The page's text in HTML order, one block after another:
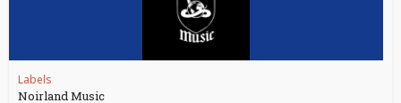
Labels
Noirland Music